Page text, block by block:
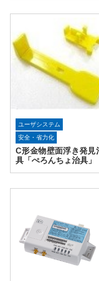
ユーザシステム
安全・省力化
C形金物壁面浮き発見
具「ぺろんちょ治具」